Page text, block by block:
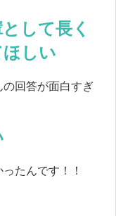
して長く
しい
回答が面白すぎ
たんです！！